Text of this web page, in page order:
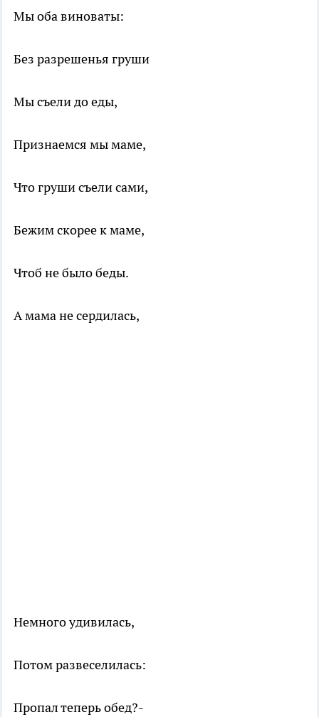
Мы оба виноваты:
Без разрешенья груши
Мы съели до еды,
Признаемся мы маме,
Что груши съели сами,
Бежим скорее к маме,
Чтоб не было беды.
А мама не сердилась,
Немного удивилась,
Потом развеселилась:
Пропал теперь обед?-